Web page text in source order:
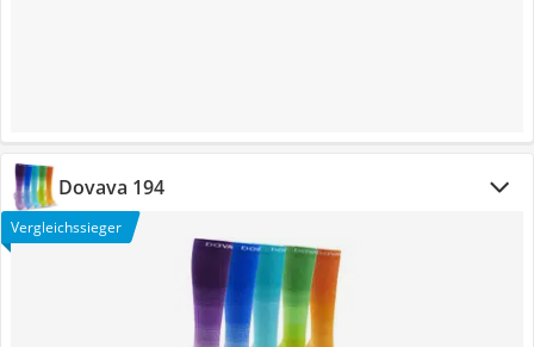
Dovava 194
Vergleichssieger